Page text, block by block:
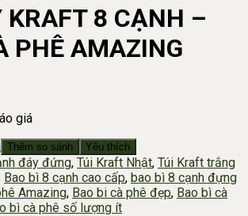
KRAFT 8 CẠNH –
PHÊ AMAZING
giá
Thêm so sánh Yêu thích
đáy đứng, Túi Kraft Nhật, Túi Kraft trắng
Bao bì 8 cạnh cao cấp, bao bì 8 cạnh đựng
Amazing, Bao bi cà phê đẹp, Bao bì cà
bì cà phê số lượng ít